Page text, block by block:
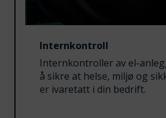
Internkontroll
Internkontroller av el-
å sikre at helse, miljø og
er ivaretatt i din bedrift.